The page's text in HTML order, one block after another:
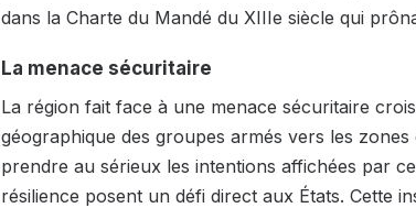
dans la Charte du Mandé du XIIIe siècle qui
La menace sécuritaire
La région fait face à une menace sécuritaire
géographique des groupes armés vers les
prendre au sérieux les intentions affichées par
résilience posent un défi direct aux États. Cette